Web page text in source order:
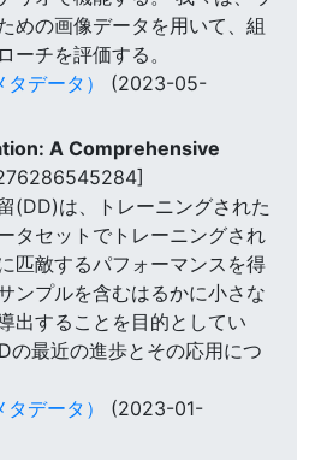
めの画像データを用いて、組
ーチを評価する。
データ）
(2023-05-
A Comprehensive
(DD)は、トレーニングされた
タセットでトレーニングされ
匹敵するパフォーマンスを得
ンプルを含むはるかに小さな
出することを目的としてい
の最近の進歩とその応用につ
データ）
(2023-01-